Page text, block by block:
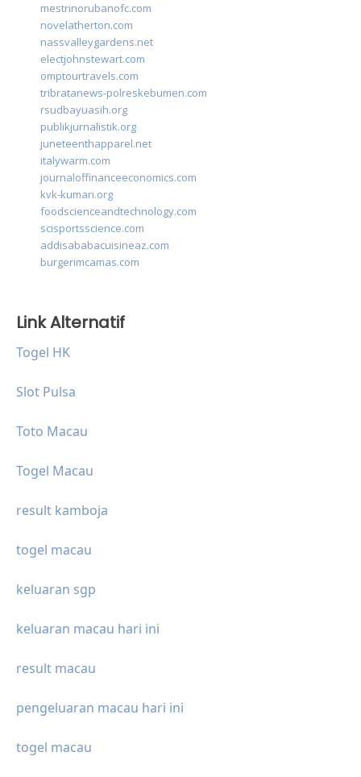
mestrinorubanofc.com
novelatherton.com
nassvalleygardens.net
electjohnstewart.com
omptourtravels.com
tribratanews-polreskebumen.com
rsudbayuasih.org
publikjurnalistik.org
juneteenthapparel.net
italywarm.com
journaloffinanceeconomics.com
kvk-kumari.org
foodscienceandtechnology.com
scisportsscience.com
addisababacuisineaz.com
burgerimcamas.com
Link Alternatif
Togel HK
Slot Pulsa
Toto Macau
Togel Macau
result kamboja
togel macau
keluaran sgp
keluaran macau hari ini
result macau
pengeluaran macau hari ini
togel macau